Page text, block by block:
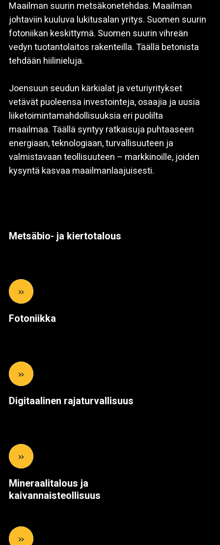
Maailman suurin metsäkonetehdas. Maailman
johtaviin kuuluva lukitusalan yritys. Suomen suurin
fotoniikan keskittymä. Suomen suurin vihreän
vedyn tuotantolaitos rakenteilla. Täällä betonista
tehdään hiilinieluja.
Joensuun seudun kärkialat ja veturiyritykset
vetävät puoleensa investointeja, osaajia ja uusia
liiketoimintamahdollisuuksia eri puolilta
maailmaa. Täällä syntyy ratkaisuja puhtaaseen
energiaan, teknologiaan, turvallisuuteen ja
valmistavaan teollisuuteen – markkinoille, joiden
kysyntä kasvaa maailmanlaajuisesti.
Metsäbio- ja kiertotalous
»
Fotoniikka
»
Digitaalinen rajaturvallisuus
»
Mineraalitalous ja
kaivannaisteollisuus
»